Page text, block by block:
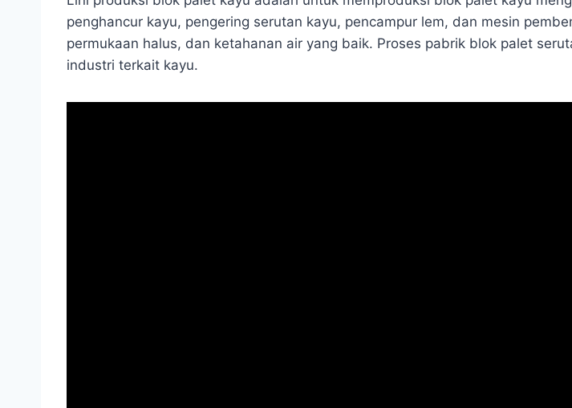
penghancur kayu, pengering serutan kayu, pencampur lem, dan mesin
permukaan halus, dan ketahanan air yang baik. Proses pabrik blok palet
industri terkait kayu.